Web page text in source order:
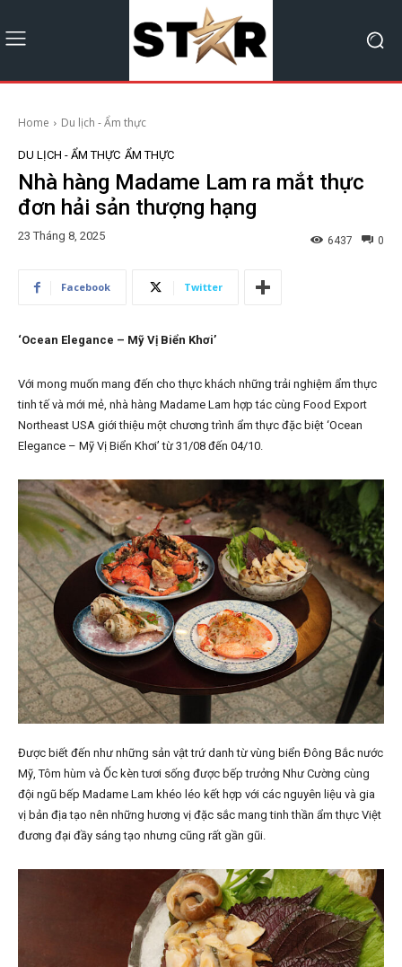
Home Du lịch - Ẩm thực
DU LỊCH - ẨM THỰC ẨM THỰC
Nhà hàng Madame Lam ra mắt thực
đơn hải sản thượng hạng
23 Tháng 8, 2025 0
6437
Facebook Twitter
‘Ocean Elegance – Mỹ Vị Biển Khơi’
Với mong muốn mang đến cho thực khách những trải nghiệm ẩm thực
tinh tế và mới mẻ, nhà hàng Madame Lam hợp tác cùng Food Export
Northeast USA giới thiệu một chương trình ẩm thực đặc biệt ‘Ocean
Elegance – Mỹ Vị Biển Khơi’ từ 31/08 đến 04/10.
Được biết đến như những sản vật trứ danh từ vùng biển Đông Bắc nước
Mỹ, Tôm hùm và Ốc kèn tươi sống được bếp trưởng Như Cường cùng
đội ngũ bếp Madame Lam khéo léo kết hợp với các nguyên liệu và gia
vị bản địa tạo nên những hương vị đặc sắc mang tinh thần ẩm thực Việt
đương đại đầy sáng tạo nhưng cũng rất gần gũi.